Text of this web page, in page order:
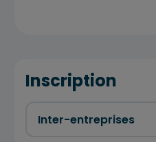
Inscription